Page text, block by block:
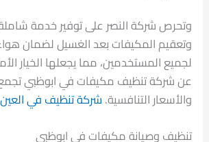
وتحرص شركة النصر على توفير خدمة
وتعقيم المكيفات بعد الغسيل لضمان
لجميع المستخدمين، مما يجعلها الخيار
عن شركة تنظيف مكيفات في ابوظبي
والأسعار التنافسية. شركة تنظيف في العين
تنظيف وصيانة مكيفات في ابوظبي